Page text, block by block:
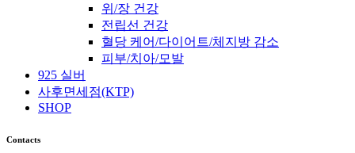
위/장 건강
전립선 건강
혈당 케어/다이어트/체지방 감소
피부/치아/모발
925 실버
사후면세점(KTP)
SHOP
Contacts